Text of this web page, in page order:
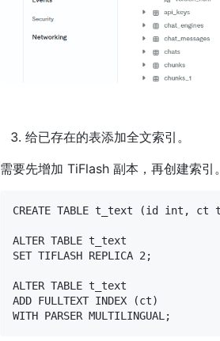
给已存在的表添加全文索引。
需要先增加 TiFlash 副本，再创建索引。
CREATE TABLE t_text (id int, ct
ALTER TABLE t_text
SET TIFLASH REPLICA 2;
ALTER TABLE t_text
ADD FULLTEXT INDEX (ct)
WITH PARSER MULTILINGUAL;